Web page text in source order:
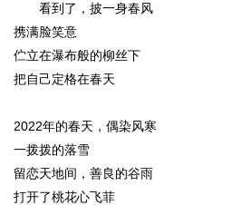
看到了，披一身春风
携满脸笑意
伫立在瀑布般的柳丝下
把自己定格在春天
2022年的春天，偶染风寒
一拨拨的落雪
留恋天地间，善良的谷雨
打开了桃花心飞菲